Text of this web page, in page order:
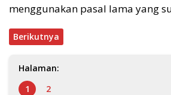
menggunakan pasal lama yang
Berikutnya
Halaman:
1
2